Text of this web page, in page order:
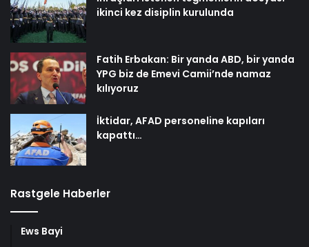
ikinci kez disiplin kurulunda
Fatih Erbakan: Bir yanda ABD, bir yanda
YPG biz de Emevi Camii’nde namaz
kılıyoruz
İktidar, AFAD personeline kapıları
kapattı…
Rastgele Haberler
Ews Bayi